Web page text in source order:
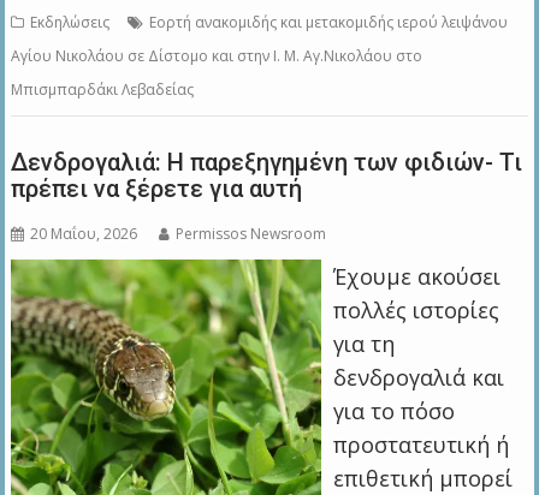
Εκδηλώσεις
Εορτή ανακομιδής και μετακομιδής ιερού λειψάνου
Αγίου Νικολάου σε Δίστομο και στην Ι. Μ. Αγ.Νικολάου στο
Μπισμπαρδάκι Λεβαδείας
Δενδρογαλιά: Η παρεξηγημένη των φιδιών- Τι
πρέπει να ξέρετε για αυτή
20 Μαΐου, 2026 Permissos Newsroom
Έχουμε ακούσει
πολλές ιστορίες
για τη
δενδρογαλιά και
για το πόσο
προστατευτική ή
επιθετική μπορεί